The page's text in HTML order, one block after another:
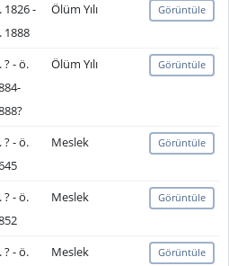
1826 -
1888
Ölüm Yılı Görüntüle
? - ö.
Ölüm Yılı Görüntüle
? - ö.
Meslek Görüntüle
? - ö.
Meslek Görüntüle
? - ö.
Meslek Görüntüle